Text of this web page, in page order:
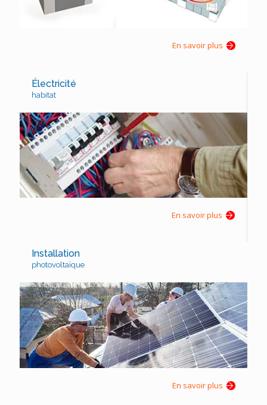
En savoir plus
Électricité
habitat
En savoir plus
Installation
photovoltaïque
En savoir plus